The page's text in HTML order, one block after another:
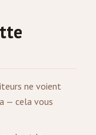
ne voient
— cela vous